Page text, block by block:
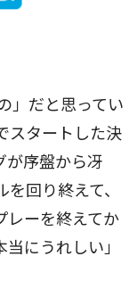
」だと思ってい
スタートした決
が序盤から冴
回り終えて、
レーを終えてか
にうれしい」